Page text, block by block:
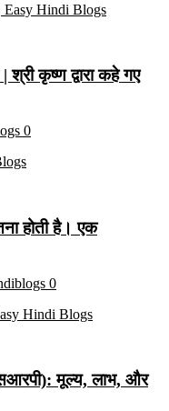
कृष्ण द्वारा कहे गए
0
होती है। एक
0
मूल्य, लाभ, और